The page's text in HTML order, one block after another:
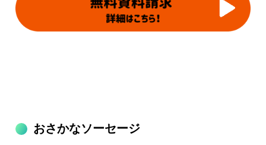
おさかなソーセージ